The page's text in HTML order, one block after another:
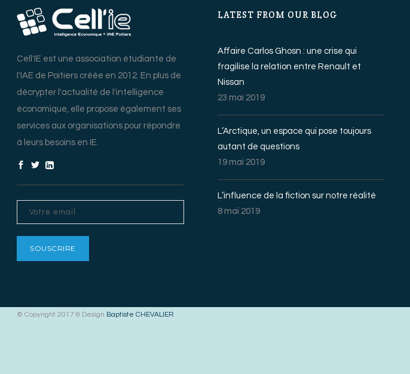
Cell'IE est une association étudiante de
l'IAE de Poitiers créée en 2012. En plus de
décrypter l'actualité de l'intelligence
économique, elle propose également ses
services aux organisations pour répondre
à leurs besoins en IE.
LATEST FROM OUR BLOG
Affaire Carlos Ghosn : une crise qui
fragilise la relation entre Renault et
Nissan
23 mai 2019
L’Arctique, un espace qui pose toujours
autant de questions
19 mai 2019
L’influence de la fiction sur notre réalité
8 mai 2019
© Copyright 2017 & Design Baptiste CHEVALIER